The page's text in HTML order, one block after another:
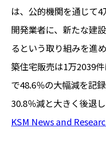
は、公的機関を通じて4
開発業者に、新たな建
るという取り組みを進
築住宅販売は1万2039
で48.6％の大幅減を記
30.8％減と大きく後退し
KSM News and